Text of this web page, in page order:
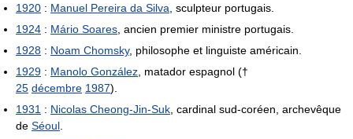
1920 : Manuel Pereira da Silva , sculpteur portugais.
1924 : Mário Soares , ancien premier ministre portugais.
1928 : Noam Chomsky, philosophe et linguiste américain.
1929 : Manolo González , matador espagnol (†
25 décembre 1987).
1931 : Nicolas Cheong-Jin-Suk , cardinal sud-coréen, archevêque
de Séoul